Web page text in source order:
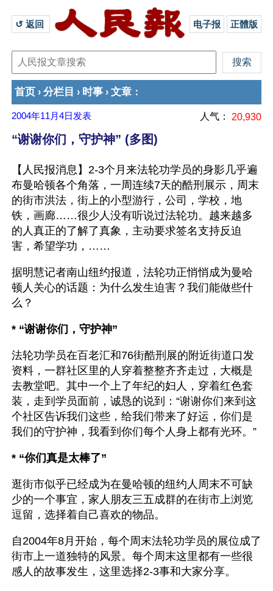
↺ 返回 电子报 正體版
首页 › 分栏目 › 时事 › 文章 ：
2004年11月4日 发表 人气： 20,930
“谢谢你们，守护神” (多图)
【人民报消息】2-3个月来法轮功学员的身影几乎遍
布曼哈顿各个角落，一周连续7天的酷刑展示，周末
的街市洪法，街上的小型游行，公司，学校，地
铁，画廊……很少人没有听说过法轮功。越来越多
的人真正的了解了真象，主动要求签名支持反迫
害，希望学功，……
据明慧记者南山纽约报道，法轮功正悄悄成为曼哈
顿人关心的话题：为什么发生迫害？我们能做些什
么？
* “谢谢你们，守护神”
法轮功学员在百老汇和76街酷刑展的附近街道口发
资料，一群社区里的人穿着整整齐齐走过，大概是
去教堂吧。其中一个上了年纪的妇人，穿着红色套
装，走到学员面前，诚恳的说到：“谢谢你们来到这
个社区告诉我们这些，给我们带来了好运，你们是
我们的守护神，我看到你们每个人身上都有光环。”
* “你们真是太棒了”
逛街市似乎已经成为在曼哈顿的纽约人周末不可缺
少的一个事宜，家人朋友三五成群的在街市上浏览
逗留，选择着自己喜欢的物品。
自2004年8月开始，每个周末法轮功学员的展位成了
街市上一道独特的风景。每个周末这里都有一些很
感人的故事发生，这里选择2-3事和大家分享。